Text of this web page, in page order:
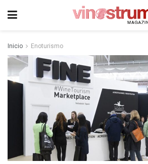
Inicio Enoturismo